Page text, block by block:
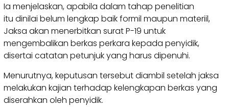
Ia menjelaskan, apabila dalam tahap penelitian
itu dinilai belum lengkap baik formil maupun materiil,
Jaksa akan menerbitkan surat P-19 untuk
mengembalikan berkas perkara kepada penyidik,
disertai catatan petunjuk yang harus dipenuhi.
Menurutnya, keputusan tersebut diambil setelah jaksa
melakukan kajian terhadap kelengkapan berkas yang
diserahkan oleh penyidik.